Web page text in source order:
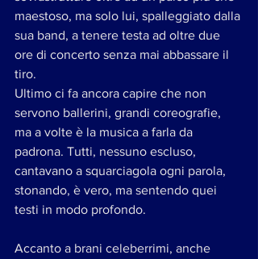
maestoso, ma solo lui, spalleggiato dalla
sua band, a tenere testa ad oltre due
ore di concerto senza mai abbassare il
tiro.
Ultimo ci fa ancora capire che non
servono ballerini, grandi coreografie,
ma a volte è la musica a farla da
padrona. Tutti, nessuno escluso,
cantavano a squarciagola ogni parola,
stonando, è vero, ma sentendo quei
testi in modo profondo.
Accanto a brani celeberrimi, anche